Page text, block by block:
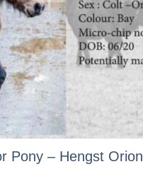
Pony – Hengst Orion